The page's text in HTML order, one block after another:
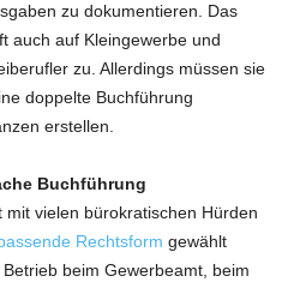
zu dokumentieren. Das
auch auf Kleingewerbe und
zu. Allerdings müssen sie
doppelte Buchführung
erstellen.
Buchführung
vielen bürokratischen Hürden
Rechtsform gewählt
beim Gewerbeamt, beim